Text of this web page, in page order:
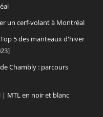
un cerf-volant à Montréal
5 des manteaux d'hiver
Chambly : parcours
MTL en noir et blanc